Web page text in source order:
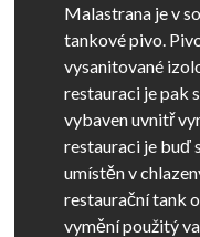
Malastrana je v
tankové pivo.
vysanitované
restauraci je pak
vybaven uvnitř
restauraci je buď
umístěn v
restaurační tank
vymění použitý